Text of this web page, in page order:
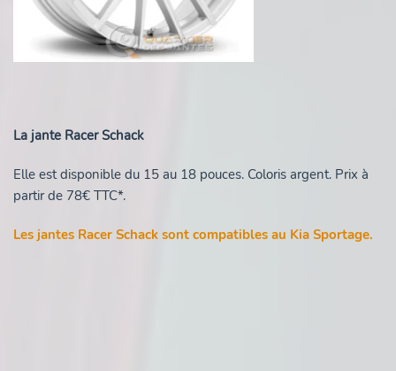
La jante Racer Schack
Elle est disponible du 15 au 18 pouces. Coloris argent. Prix à
partir de 78€ TTC*.
Les jantes Racer Schack sont compatibles au Kia Sportage.